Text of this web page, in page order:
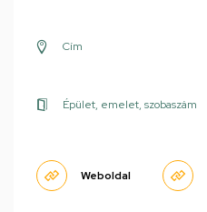
Cím
Épület, emelet, szobaszám
Weboldal